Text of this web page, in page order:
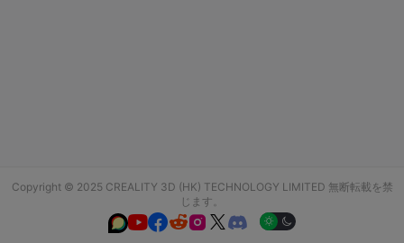
Copyright © 2025 CREALITY 3D (HK) TECHNOLOGY LIMITED 無断転載を禁
じます。
  